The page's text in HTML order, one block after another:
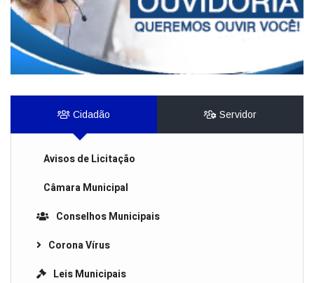
Cidadão Servidor
Avisos de Licitação
Câmara Municipal
Conselhos Municipais
Corona Vírus
Leis Municipais